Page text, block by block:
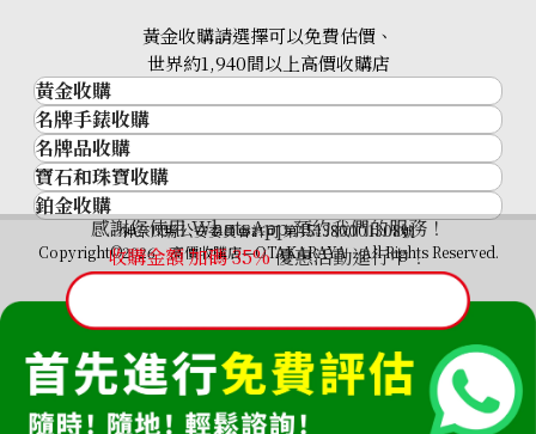
Mikimoto pearl (black pearl) ring
參考回收價
HKD 5,327.15感謝您使用 WhatsApp 預約我們的服務！
收購金額 加碼35%優惠活動進行中！
黃金收購請選擇可以免費估價、
世界約1,940間以上高價收購店
黃金收購
黃金･金條
金條
金幣及銀幣
過去十年黃金價格
金飾
金戒指
金頸鍊
名牌手錶收購
名牌手錶收購
勞力士 (Rolex)
Patek Philippe
Audemars Piguet
Vacheron Constantin
A. Lange & Söhne
Breguet
名牌品收購
名牌品收購
HERMES
LOUIS VUITTON
CHANEL
卡地亞（Cartier）
CELINE
FENDI
Christian Dior
GUCCI
寶石和珠寶收購
寶石和珠寶
祖母綠
藍寶石
紅寶石
鉑金收購
神奈川縣公安委員會許可 第451380001308號
Copyright©2026 高價收購店—OTAKARAYA All Rights Reserved.